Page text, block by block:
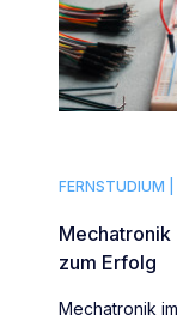
FERNSTUDIUM |
Mechatronik
zum Erfolg
Mechatronik